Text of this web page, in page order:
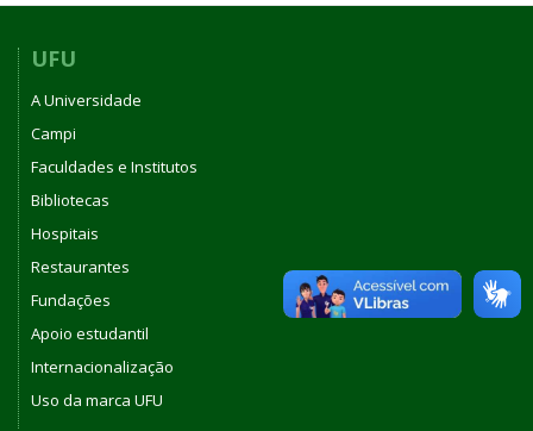
UFU
A Universidade
Campi
Faculdades e Institutos
Bibliotecas
Hospitais
Restaurantes
Fundações
Apoio estudantil
Internacionalização
Uso da marca UFU